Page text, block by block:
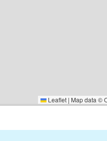
Leaflet | Map data ©